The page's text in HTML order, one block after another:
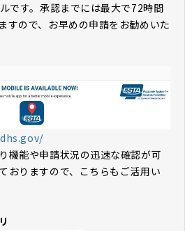
です。承認までには最大で72時間
すので、お早めの申請をお勧めいた
機能や申請状況の迅速な確認が可
おりますので、こちらもご活用い